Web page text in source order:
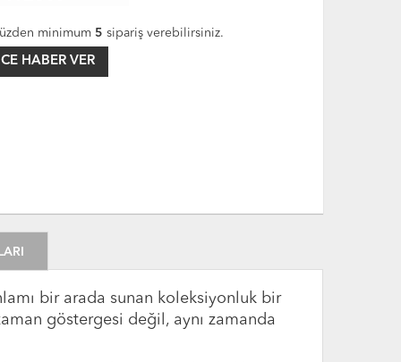
minimum 5 sipariş verebilirsiniz.
HABER VER
bir arada sunan koleksiyonluk bir
göstergesi değil, aynı zamanda